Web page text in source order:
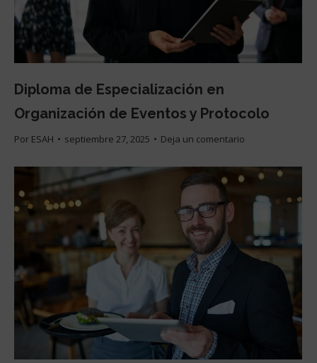
Diploma de Especialización en
Organización de Eventos y Protocolo
Por ESAH septiembre 27, 2025 Deja un comentario